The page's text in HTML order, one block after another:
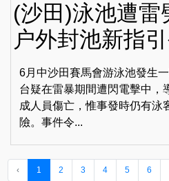
(沙田)泳池遭雷
户外封池新指
6月中沙田賽馬會游泳池發生
台疑在雷暴期間遭閃電擊中，
成人員傷亡，惟事發時仍有泳
險。事件令...
‹ 1 2 3 4 5 6